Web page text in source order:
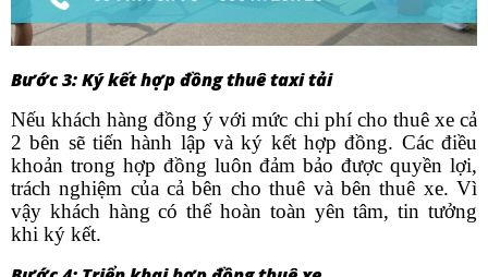
Bước 3: Ký kết hợp đồng thuê taxi tải
Nếu khách hàng đồng ý với mức chi phí cho thuê xe cả
2 bên sẽ tiến hành lập và ký kết hợp đồng. Các điều
khoản trong hợp đồng luôn đảm bảo được quyền lợi,
trách nghiệm của cả bên cho thuê và bên thuê xe. Vì
vậy khách hàng có thể hoàn toàn yên tâm, tin tưởng
khi ký kết.